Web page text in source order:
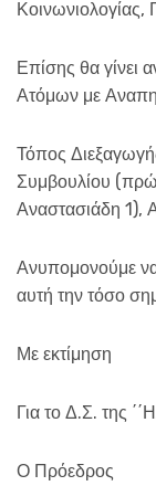
Κοινωνιολογίας,
Επίσης θα γίνει
Ατόμων με
Τόπος
Συμβουλίου
Αναστασιάδη 1),
Ανυπομονούμε να
αυτή την τόσο
Με εκτίμηση
Για το Δ.Σ. της
Ο Πρόεδρος